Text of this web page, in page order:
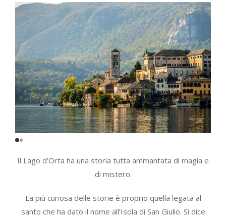
Il Lago d’Orta ha una storia tutta ammantata di magia e
di mistero.
La più curiosa delle storie è proprio quella legata al
santo che ha dato il nome all’Isola di San Giulio. Si dice